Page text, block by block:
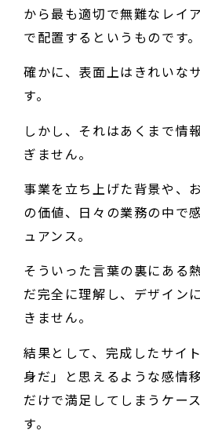
から最も適切で無難なレイ
で配置するというものです。
確かに、表面上はきれいな
す。
しかし、それはあくまで情
ぎません。
事業を立ち上げた背景や、
の価値、日々の業務の中で
ュアンス。
そういった言葉の裏にある
だ完全に理解し、デザイン
きません。
結果として、完成したサイ
身だ」と思えるような感情
だけで満足してしまうケー
す。